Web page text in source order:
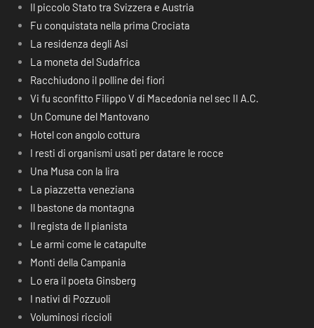
Il piccolo Stato tra Svizzera e Austria
Fu conquistata nella prima Crociata
La residenza degli Asi
La moneta del Sudafrica
Racchiudono il polline dei fiori
Vi fu sconfitto Filippo V di Macedonia nel sec II A.C.
Un Comune del Mantovano
Hotel con angolo cottura
I resti di organismi usati per datare le rocce
Una Musa con la lira
La piazzetta veneziana
Il bastone da montagna
Il regista de Il pianista
Le armi come le catapulte
Monti della Campania
Lo era il poeta Ginsberg
I nativi di Pozzuoli
Voluminosi riccioli